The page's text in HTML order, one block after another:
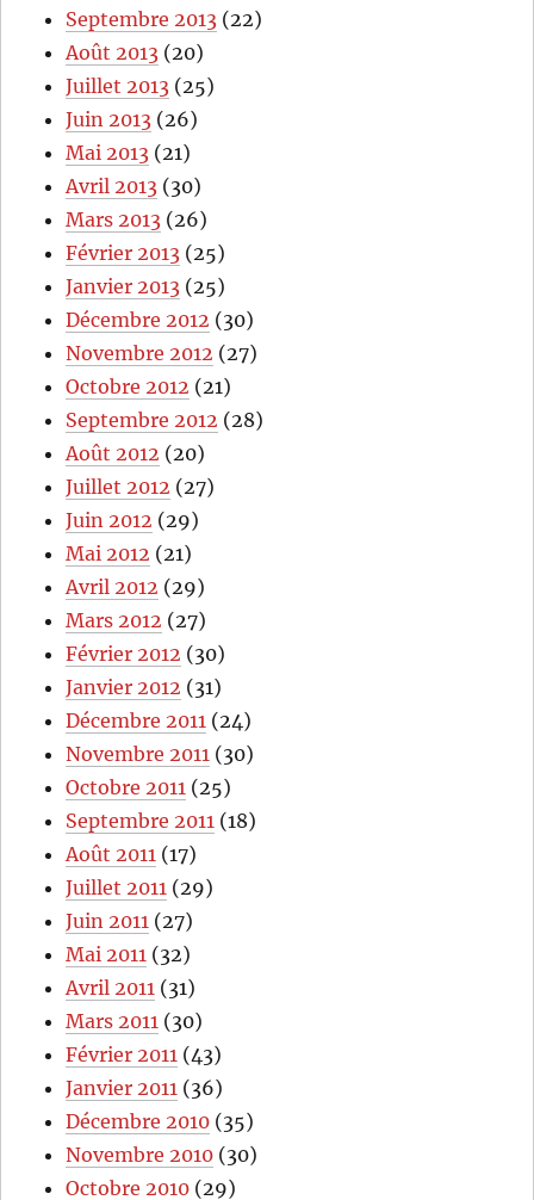
Septembre 2013 (22)
Août 2013 (20)
Juillet 2013 (25)
Juin 2013 (26)
Mai 2013 (21)
Avril 2013 (30)
Mars 2013 (26)
Février 2013 (25)
Janvier 2013 (25)
Décembre 2012 (30)
Novembre 2012 (27)
Octobre 2012 (21)
Septembre 2012 (28)
Août 2012 (20)
Juillet 2012 (27)
Juin 2012 (29)
Mai 2012 (21)
Avril 2012 (29)
Mars 2012 (27)
Février 2012 (30)
Janvier 2012 (31)
Décembre 2011 (24)
Novembre 2011 (30)
Octobre 2011 (25)
Septembre 2011 (18)
Août 2011 (17)
Juillet 2011 (29)
Juin 2011 (27)
Mai 2011 (32)
Avril 2011 (31)
Mars 2011 (30)
Février 2011 (43)
Janvier 2011 (36)
Décembre 2010 (35)
Novembre 2010 (30)
Octobre 2010 (29)